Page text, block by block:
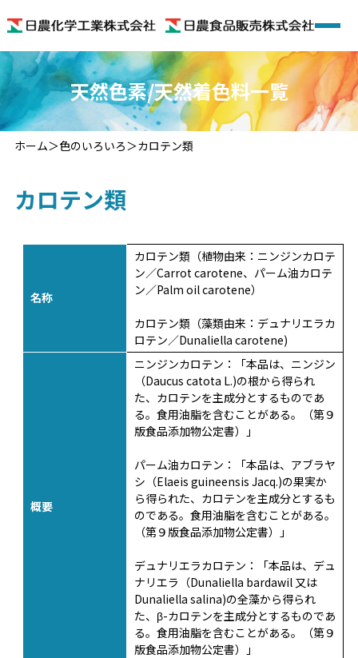
ホーム
会社概要
機能性食品素材
機能性食品
色のいろいろ
天然色素/天然着色料一覧
ホーム 色のいろいろ カロテン類
カロテン類
名称
カロテン類（植物由来：ニンジンカロテ
ン／Carrot carotene、パーム油カロテ
ン／Palm oil carotene）
カロテン類（藻類由来：デュナリエラカ
ロテン／Dunaliella carotene)
概要
ニンジンカロテン：「本品は、ニンジン
（Daucus catota L.)の根から得られ
た、カロテンを主成分とするものであ
る。食用油脂を含むことがある。（第９
版食品添加物公定書）」
パーム油カロテン：「本品は、アブラヤ
シ（Elaeis guineensis Jacq.)の果実か
ら得られた、カロテンを主成分とするも
のである。食用油脂を含むことがある。
（第９版食品添加物公定書）」
デュナリエラカロテン：「本品は、デュ
ナリエラ（Dunaliella bardawil 又は
Dunaliella salina)の全藻から得られ
た、β-カロテンを主成分とするものであ
る。食用油脂を含むことがある。（第９
版食品添加物公定書）」